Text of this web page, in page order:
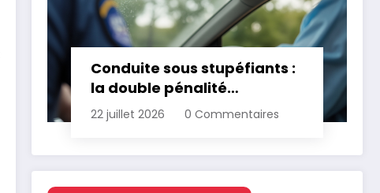
Conduite sous stupéfiants :
la double pénalité
d’assurance automobile
22 juillet 2026 0 Commentaires